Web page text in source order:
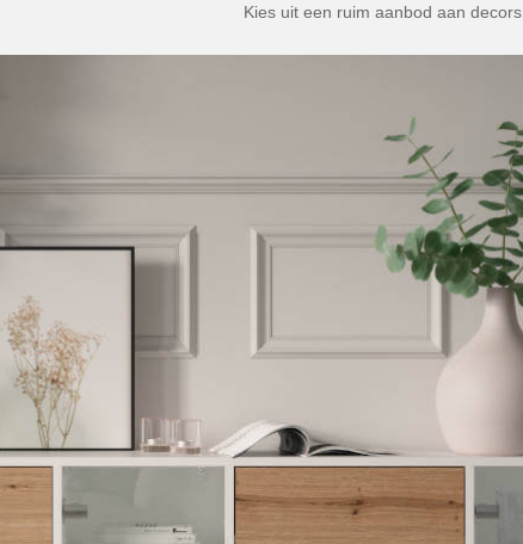
Kies uit een ruim aanbod aan decors.